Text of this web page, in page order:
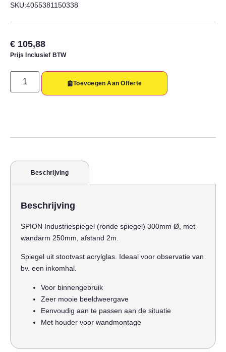
SKU:4055381150338
€ 105,88
Prijs Inclusief BTW
Toevoegen Aan Offerte
Beschrijving
Beschrijving
SPION Industriespiegel (ronde spiegel) 300mm Ø, met
wandarm 250mm, afstand 2m.
Spiegel uit stootvast acrylglas. Ideaal voor observatie van
bv. een inkomhal.
Voor binnengebruik
Zeer mooie beeldweergave
Eenvoudig aan te passen aan de situatie
Met houder voor wandmontage